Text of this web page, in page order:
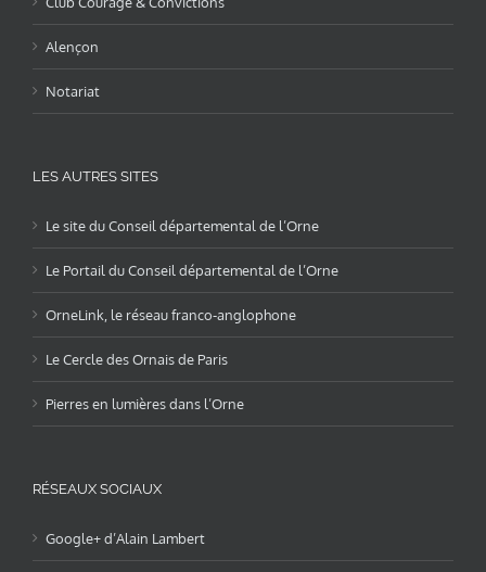
Alençon
Notariat
LES AUTRES SITES
Le site du Conseil départemental de l’Orne
Le Portail du Conseil départemental de l’Orne
OrneLink, le réseau franco-anglophone
Le Cercle des Ornais de Paris
Pierres en lumières dans l’Orne
RÉSEAUX SOCIAUX
Google+ d’Alain Lambert